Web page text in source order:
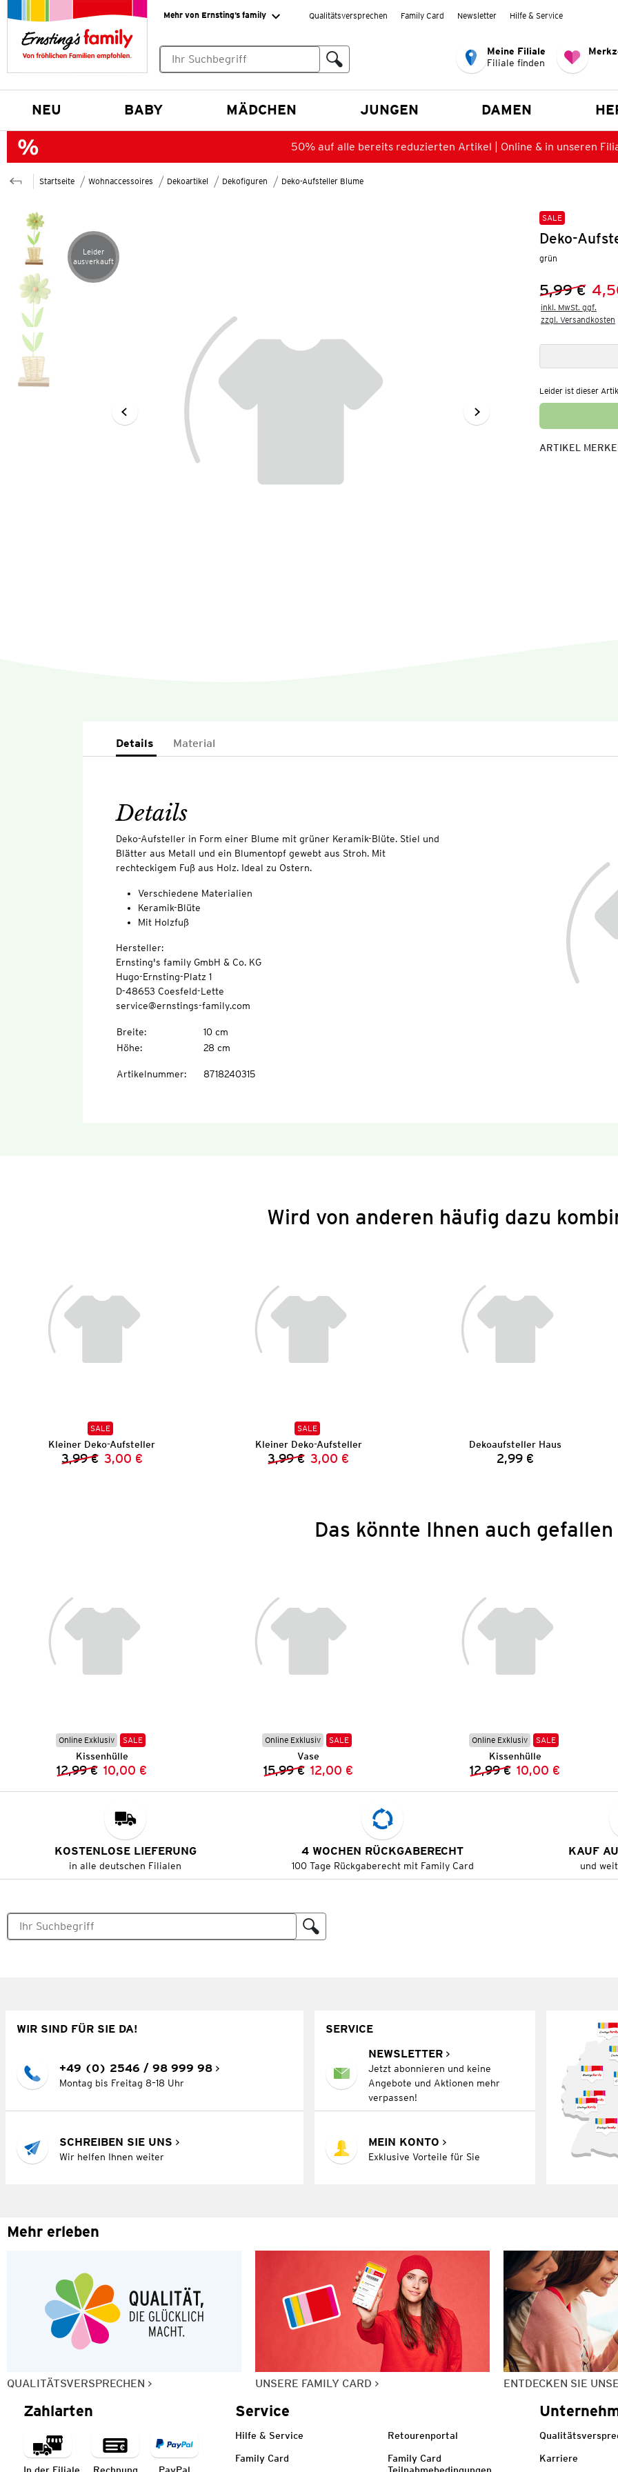
Mehr von Ernsting’s family Qualitätsversprechen Family Card Newsletter Hilfe & Service
Meine Filiale
Filiale finden
NEU BABY MÄDCHEN JUNGEN DAMEN
50% auf alle bereits reduzierten Artikel | Online & in unseren
Startseite Wohnaccessoires Dekoartikel Dekofiguren Deko-Aufsteller Blume
Artikel leider ausverkauft
Leider
ausverkauft
SALE
Deko-
grün
Vorheriger
5,99 €
Neuer
inkl. MwSt. ggf.
zzgl. Versandkosten
Leider ist dieser
ARTIKEL
Details Material
Details
Deko-Aufsteller in Form einer Blume mit grüner Keramik-Blüte. Stiel und
Blätter aus Metall und ein Blumentopf gewebt aus Stroh. Mit
rechteckigem Fuß aus Holz. Ideal zu Ostern.
Verschiedene Materialien
Keramik-Blüte
Mit Holzfuß
Hersteller:
Ernsting's family GmbH & Co. KG
Hugo-Ernsting-Platz 1
D-48653 Coesfeld-Lette
service@ernstings-family.com
Breite:
10 cm
Höhe: 28 cm
Artikelnummer: 8718240315
Wird von anderen häufig dazu
SALE
Kleiner Deko-Aufsteller
Vorheriger Preis:
3,99 € Neuer Preis:
3,00 €
SALE
Kleiner Deko-Aufsteller
Vorheriger Preis:
3,99 € Neuer Preis:
3,00 €
Dekoaufsteller Haus
Preis:
2,99 €
Das könnte Ihnen auch gefallen
Online Exklusiv SALE
Kissenhülle
Vorheriger Preis:
12,99 € Neuer Preis:
10,00 €
Online Exklusiv SALE
Vase
Vorheriger Preis:
15,99 € Neuer Preis:
12,00 €
Online Exklusiv SALE
Kissenhülle
Vorheriger Preis:
12,99 € Neuer Preis:
10,00 €
KOSTENLOSE LIEFERUNG
in alle deutschen Filialen
4 WOCHEN RÜCKGABERECHT
100 Tage Rückgaberecht mit Family Card
KAUF
und
WIR SIND FÜR SIE DA!
+49 (0) 2546 / 98 999 98
Montag bis Freitag 8–18 Uhr
SCHREIBEN SIE UNS
Wir helfen Ihnen weiter
SERVICE
NEWSLETTER
Jetzt abonnieren und keine
Angebote und Aktionen mehr
verpassen!
MEIN KONTO
Exklusive Vorteile für Sie
Mehr erleben
QUALITÄTSVERSPRECHEN UNSERE FAMILY CARD ENTDECKEN SIE
Zahlarten Service
Hilfe & Service Retourenportal
Family Card
Family Card
Karriere